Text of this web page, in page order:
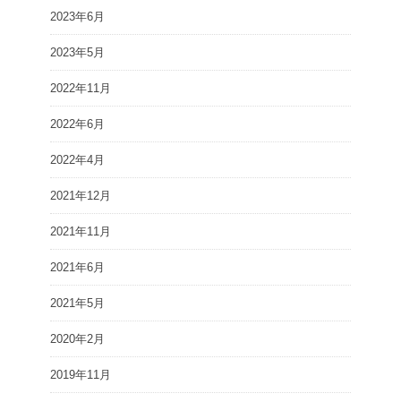
2023年6月
2023年5月
2022年11月
2022年6月
2022年4月
2021年12月
2021年11月
2021年6月
2021年5月
2020年2月
2019年11月